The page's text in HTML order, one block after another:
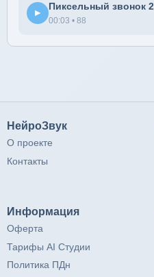
▶
Пиксельный звонок 2
00:03 • 88
НейроЗвук
О проекте
Контакты
Информация
Оферта
Тарифы AI Студии
Политика ПДн